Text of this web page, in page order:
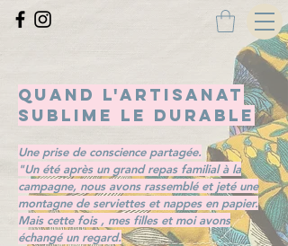
Quand l'artisanat
sublime le durable
Une prise de conscience partagée.
"Un été après un grand repas familial à la
campagne, nous avons rassemblé et jeté une
montagne de serviettes et nappes en papier.
Mais cette fois , mes filles et moi avons
échangé un regard.